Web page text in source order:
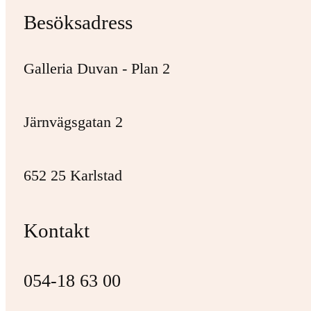
Besöksadress
Galleria Duvan - Plan 2
Järnvägsgatan 2
652 25 Karlstad
Kontakt
054-18 63 00